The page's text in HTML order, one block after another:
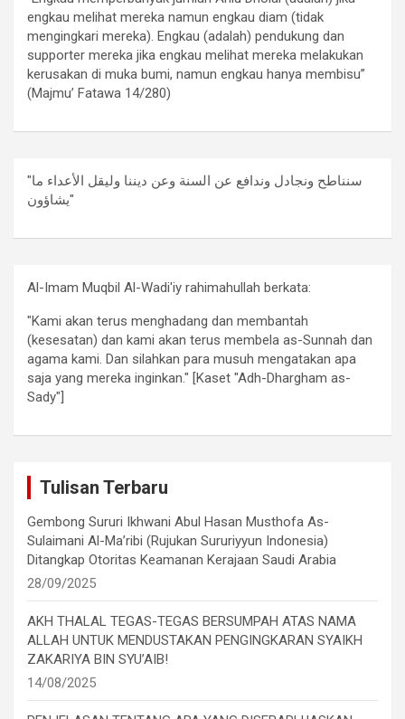
engkau melihat mereka namun engkau diam (tidak
mengingkari mereka). Engkau (adalah) pendukung dan
supporter mereka jika engkau melihat mereka melakukan
kerusakan di muka bumi, namun engkau hanya membisu”
(Majmu’ Fatawa 14/280)
"سنناطح ونجادل وندافع عن السنة وعن ديننا وليقل الأعداء ما
يشاؤون"
Al-Imam Muqbil Al-Wadi'iy rahimahullah berkata:
"Kami akan terus menghadang dan membantah
(kesesatan) dan kami akan terus membela as-Sunnah dan
agama kami. Dan silahkan para musuh mengatakan apa
saja yang mereka inginkan." [Kaset "Adh-Dhargham as-
Sady"]
Tulisan Terbaru
Gembong Sururi Ikhwani Abul Hasan Musthofa As-
Sulaimani Al-Ma’ribi (Rujukan Sururiyyun Indonesia)
Ditangkap Otoritas Keamanan Kerajaan Saudi Arabia
28/09/2025
AKH THALAL TEGAS-TEGAS BERSUMPAH ATAS NAMA
ALLAH UNTUK MENDUSTAKAN PENGINGKARAN SYAIKH
ZAKARIYA BIN SYU’AIB!
14/08/2025